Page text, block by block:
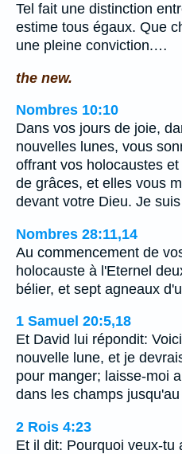
Tel fait une distinction
estime tous égaux. Que
une pleine conviction.…
the new.
Nombres 10:10
Dans vos jours de joie,
nouvelles lunes, vous
offrant vos holocaustes
de grâces, et elles vous
devant votre Dieu. Je
Nombres 28:11,14
Au commencement de
holocauste à l'Eternel
bélier, et sept agneaux
1 Samuel 20:5,18
Et David lui répondit:
nouvelle lune, et je
pour manger; laisse-moi
dans les champs
2 Rois 4:23
Et il dit: Pourquoi veux-tu